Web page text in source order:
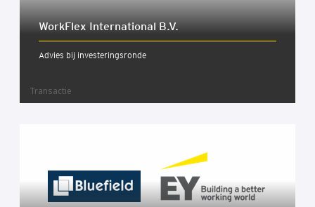
Work­Flex Inter­na­ti­o­nal B.V.
Advies bij investeringsronde
Transactie